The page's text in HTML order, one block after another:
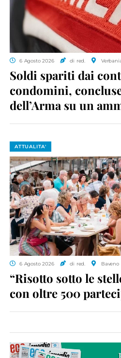
6 Agosto 2026 di red.
Soldi spariti dai
condomini,
dell’Arma su un
ATTUALITA'
6 Agosto 2026 di red. Baveno
“Risotto sotto le
con oltre 500